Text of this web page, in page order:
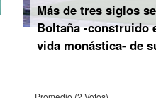
Más de tres siglos
Boltaña -construido
vida monástica- de